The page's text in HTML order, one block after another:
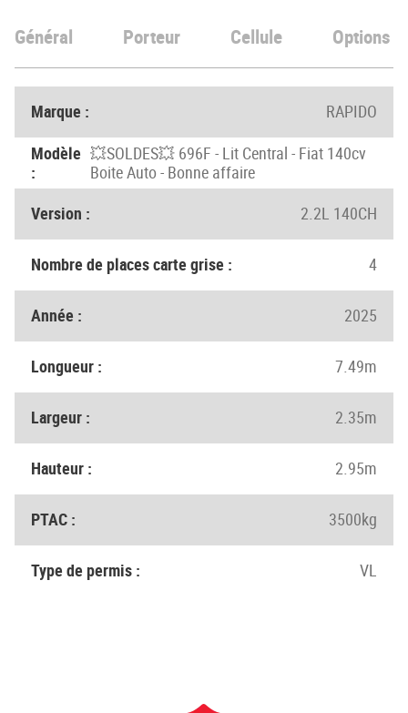
Général Porteur Cellule Options
Marque :
RAPIDO
Modèle
:
💥SOLDES💥 696F - Lit Central - Fiat 140cv
Boite Auto - Bonne affaire
Version :
2.2L 140CH
Nombre de places carte grise : 4
Année : 2025
Longueur : 7.49m
Largeur : 2.35m
Hauteur : 2.95m
PTAC : 3500kg
Type de permis : VL